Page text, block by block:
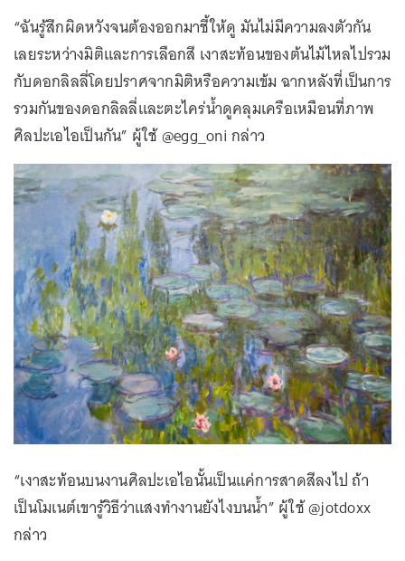
“ฉันรู้สึกผิดหวังจนต้องออกมาชี้ให้ดู มันไม่มีความลงตัวกัน
เลยระหว่างมิติและการเลือกสี เงาสะท้อนของต้นไม้ไหลไปรวม
กับดอกลิลลี่โดยปราศจากมิติหรือความเข้ม ฉากหลังที่เป็นการ
รวมกันของดอกลิลลี่และตะไคร่น้ำดูคลุมเครือเหมือนที่ภาพ
ศิลปะเอไอเป็นกัน” ผู้ใช้ @egg_oni กล่าว
“เงาสะท้อนบนงานศิลปะเอไอนั้นเป็นแค่การสาดสีลงไป ถ้า
เป็นโมเนต์เขารู้วิธีว่าแสงทำงานยังไงบนน้ำ” ผู้ใช้ @jotdoxx
กล่าว